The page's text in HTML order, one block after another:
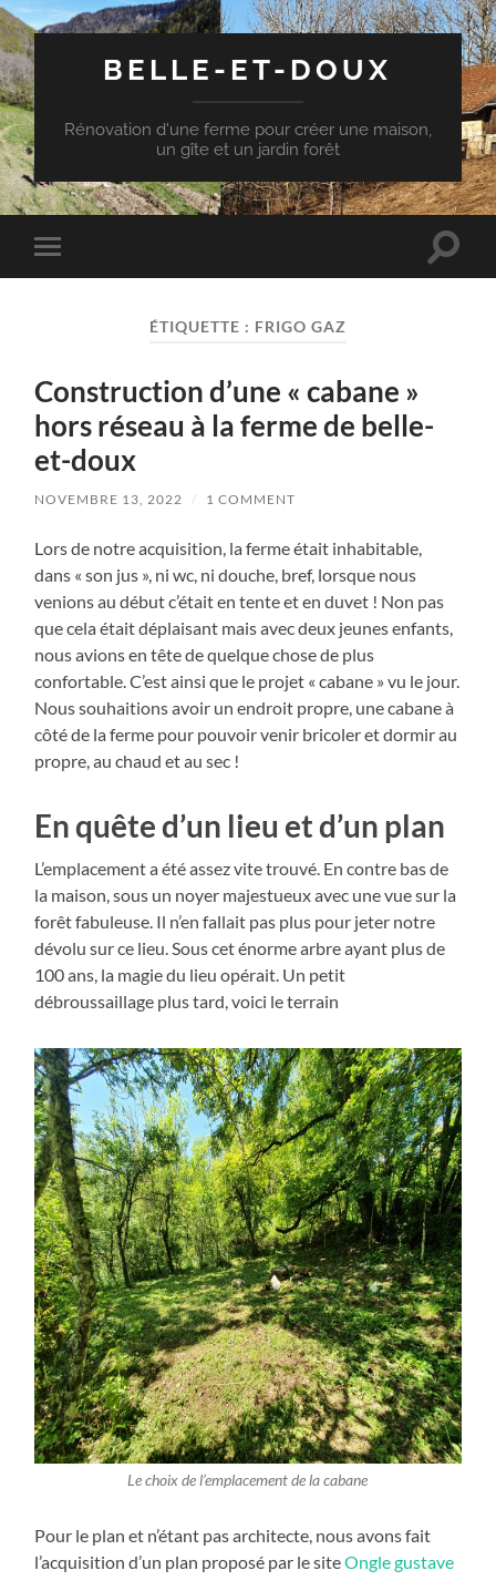
BELLE-ET-DOUX
Rénovation d'une ferme pour créer une maison,
un gîte et un jardin forêt
Toggle
mobile
Toggle
ÉTIQUETTE : FRIGO GAZ
Construction d’une « cabane »
hors réseau à la ferme de belle-
et-doux
NOVEMBRE 13, 2022 / 1 COMMENT
Lors de notre acquisition, la ferme était inhabitable,
dans « son jus », ni wc, ni douche, bref, lorsque nous
venions au début c’était en tente et en duvet ! Non pas
que cela était déplaisant mais avec deux jeunes enfants,
nous avions en tête de quelque chose de plus
confortable. C’est ainsi que le projet « cabane » vu le jour.
Nous souhaitions avoir un endroit propre, une cabane à
côté de la ferme pour pouvoir venir bricoler et dormir au
propre, au chaud et au sec !
En quête d’un lieu et d’un plan
L’emplacement a été assez vite trouvé. En contre bas de
la maison, sous un noyer majestueux avec une vue sur la
forêt fabuleuse. Il n’en fallait pas plus pour jeter notre
dévolu sur ce lieu. Sous cet énorme arbre ayant plus de
100 ans, la magie du lieu opérait. Un petit
débroussaillage plus tard, voici le terrain
Le choix de l’emplacement de la cabane
Pour le plan et n’étant pas architecte, nous avons fait
l’acquisition d’un plan proposé par le siteOngle gustave